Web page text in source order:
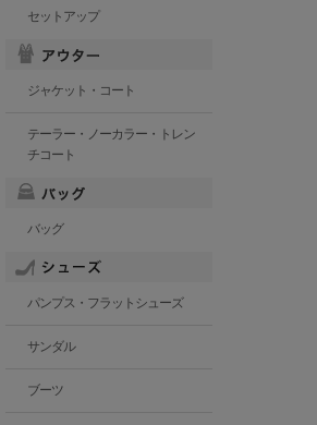
セットアップ
ジャケット・コート
テーラー・ノーカラー・トレン
チコート
バッグ
パンプス・フラットシューズ
サンダル
ブーツ